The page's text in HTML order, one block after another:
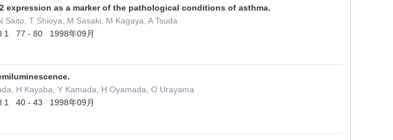
as a marker of the pathological conditions of asthma.
T Shioya, M Sasaki, M Kagaya, A Tsuda
1 77 - 80 1998年09月
H Kayaba, Y Kamada, H Oyamada, O Urayama
1 40 - 43 1998年09月